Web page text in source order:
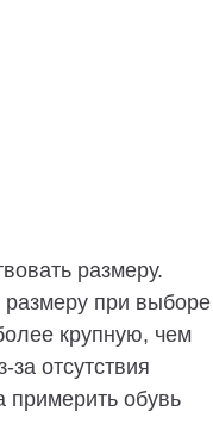
размеру.
размеру при выборе
крупную, чем
отсутствия
примерить обувь